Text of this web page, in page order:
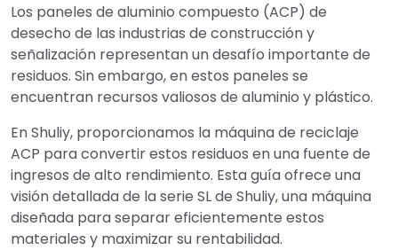
Los paneles de aluminio compuesto (ACP) de
desecho de las industrias de construcción y
señalización representan un desafío importante de
residuos. Sin embargo, en estos paneles se
encuentran recursos valiosos de aluminio y plástico.
En Shuliy, proporcionamos la máquina de reciclaje
ACP para convertir estos residuos en una fuente de
ingresos de alto rendimiento. Esta guía ofrece una
visión detallada de la serie SL de Shuliy, una máquina
diseñada para separar eficientemente estos
materiales y maximizar su rentabilidad.